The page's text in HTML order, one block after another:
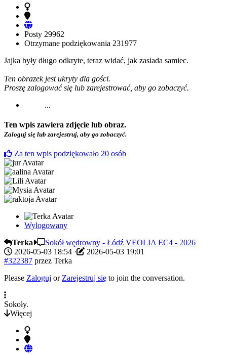
Posty 29962
Otrzymane podziękowania 231977
Jajka były długo odkryte, teraz widać, jak zasiada samiec.
Ten obrazek jest ukryty dla gości.
Proszę zalogować się lub zarejestrować, aby go zobaczyć.
...
Ten wpis zawiera zdjęcie lub obraz.
Zaloguj się lub zarejestruj, aby go zobaczyć.
Za ten wpis podziękowało 20 osób
Wylogowany
Terka
Sokół wędrowny - Łódź VEOLIA EC4 - 2026
2026-05-03 18:54 ·
2026-05-03 19:01
#322387 przez Terka
Please Zaloguj or Zarejestruj się to join the conversation.
Sokoły.
Więcej